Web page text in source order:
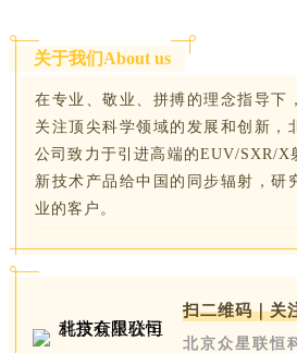
关于我们About us
在专业、敬业、拼搏的理念指导下
关注顶尖科学领域的发展和创新，
公司致力于引进高端的EUV/SXR/X
新技术产品给中国的同步辐射，研
业的客户。
扫二维码｜关
北京众星联恒